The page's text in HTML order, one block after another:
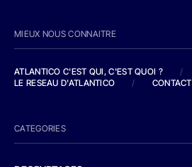
MIEUX NOUS CONNAITRE
ATLANTICO C'EST QUI, C'EST QUOI ?
/
LE RESEAU D'ATLANTICO
/ CONTACT
CATEGORIES